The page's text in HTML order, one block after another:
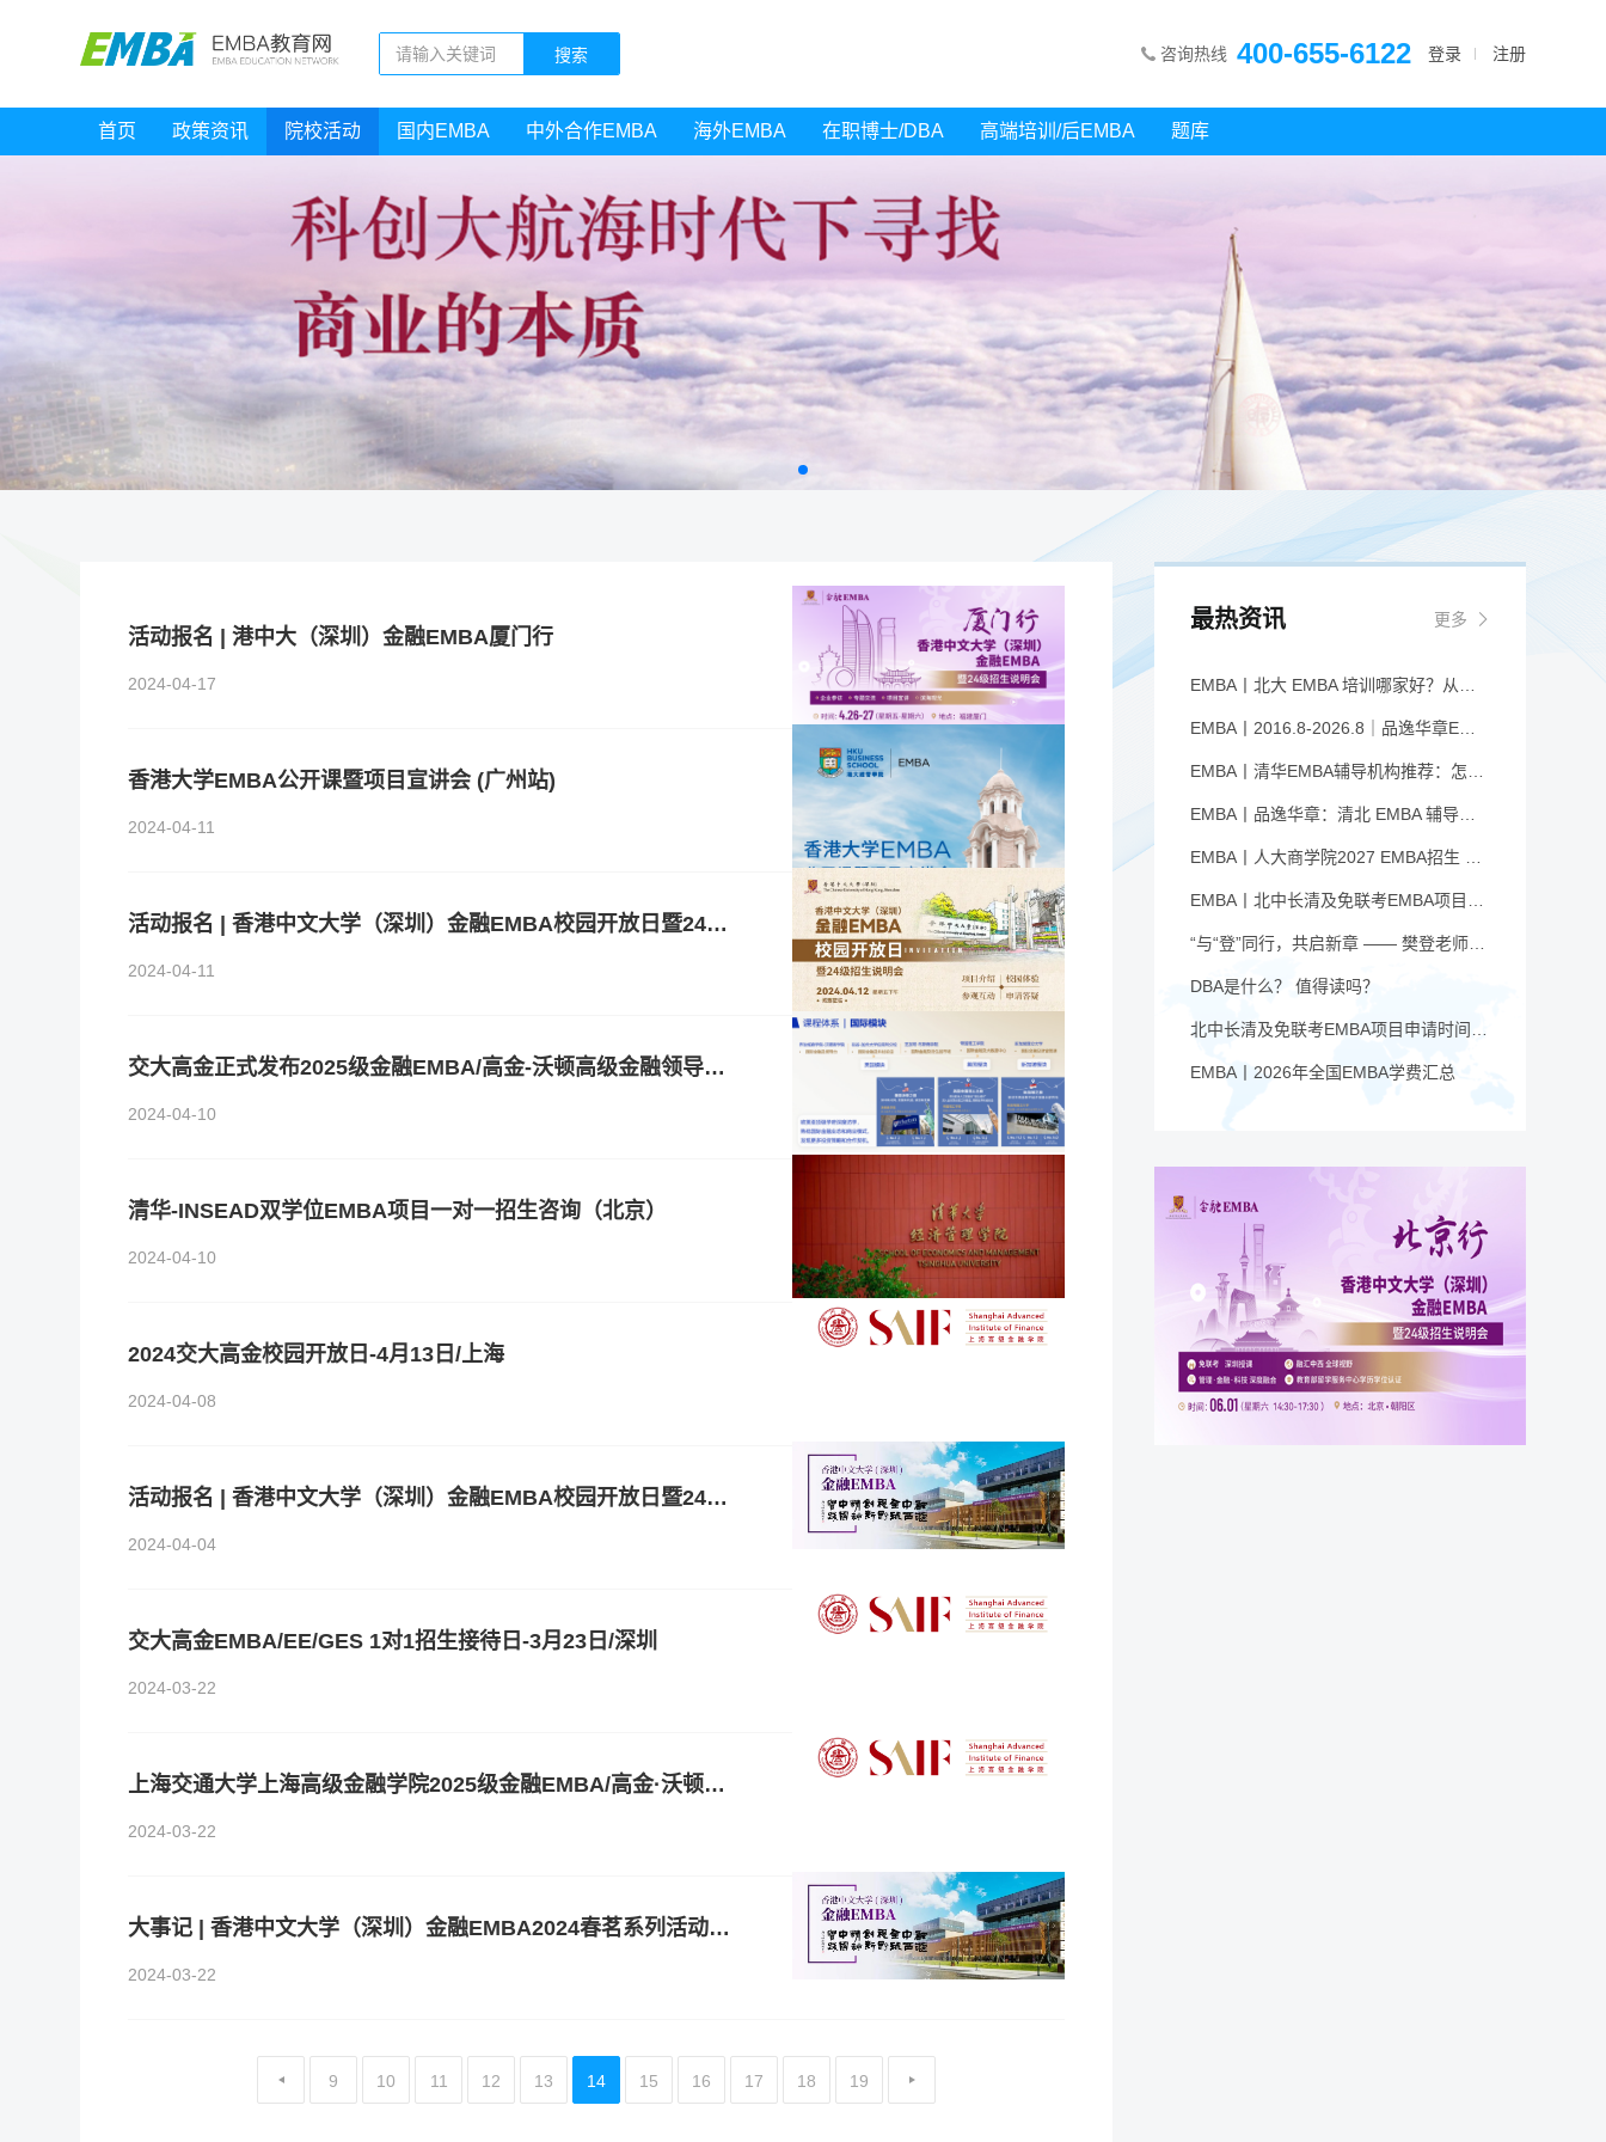
咨询热线 400-655-6122 登录 注册
首页 政策资讯 院校活动 国内EMBA 中外合作EMBA 海外EMBA 在职博士/DBA 高端培训/后EMBA 题库
活动报名 | 港中大（深圳）金融EMBA厦门行
2024-04-17
香港大学EMBA公开课暨项目宣讲会 (广州站)
2024-04-11
活动报名 | 香港中文大学（深圳）金融EMBA校园开放日暨24级课程说明会
2024-04-11
交大高金正式发布2025级金融EMBA/高金-沃顿高级金融领导力课程AFP项目
2024-04-10
清华-INSEAD双学位EMBA项目一对一招生咨询（北京）
2024-04-10
2024交大高金校园开放日-4月13日/上海
2024-04-08
活动报名 | 香港中文大学（深圳）金融EMBA校园开放日暨24级课程说明会
2024-04-04
交大高金EMBA/EE/GES 1对1招生接待日-3月23日/深圳
2024-03-22
上海交通大学上海高级金融学院2025级金融EMBA/高金·沃顿高级金融领导力课程AFP项目发布会暨“高金E讲堂”大师讲坛-上海
2024-03-22
大事记 | 香港中文大学（深圳）金融EMBA2024春茗系列活动成功举办
2024-03-22
9 10 11 12 13 14 15 16 17 18 19
最热资讯 更多
EMBA丨2016.8-2026.8｜品逸华章EMBA10周年：一群人，一条上岸路
EMBA丨品逸华章：清北 EMBA 辅导的学院派实力全景
“与“登”同行，共启新章 —— 樊登老师与品逸华章团队新年聚会
DBA是什么？ 值得读吗？
EMBA丨2026年全国EMBA学费汇总